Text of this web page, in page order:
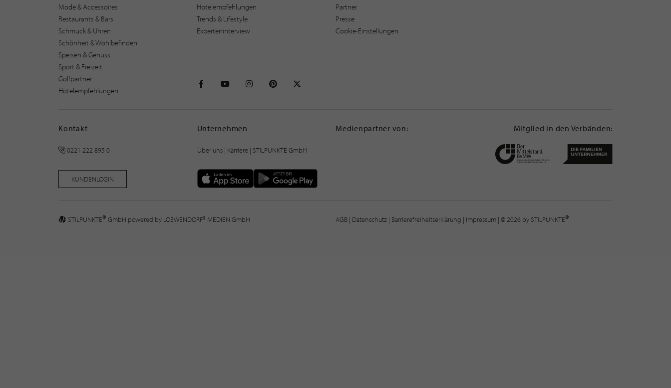
Mode & Accessoires
Restaurants & Bars
Schmuck & Uhren
Schönheit & Wohlbefinden
Speisen & Genuss
Sport & Freizeit
Golfpartner
Hotelempfehlungen
Hotelempfehlungen
Trends & Lifestyle
Experteninterview
Partner
Presse
Cookie-Einstellungen
Kontakt
0221 222 895 0
KUNDENLOGIN
Unternehmen
Über uns| Karriere | STILPUNKTE GmbH
Medienpartner von: Mitglied in den Verbänden:
STILPUNKTE® GmbH powered by LOEWENDORF® MEDIEN GmbH AGB | Datenschutz | Barrierefreiheitserklärung | Impressum | © 2026 by STILPUNKTE®